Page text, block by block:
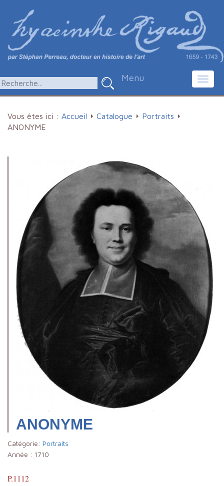
Menu
Vous êtes ici : Accueil Catalogue
Portraits
ANONYME
ANONYME
Catégorie: Portraits
Année : 1710
P.1112